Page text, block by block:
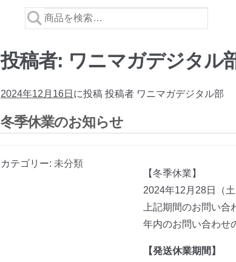
投稿者: ワニマガデジタル
2024年12月16日 に投稿 投稿者 ワニマガデジタル部
冬季休業のお知らせ
【冬季休業】
2024年12月28日（
上記期間のお問い
年内のお問い合わせ
【発送休業期間】
カテゴリー: 未分類